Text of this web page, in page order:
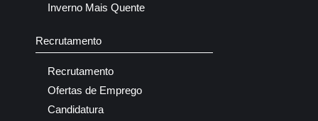
Inverno Mais Quente
Recrutamento
Recrutamento
Ofertas de Emprego
Candidatura